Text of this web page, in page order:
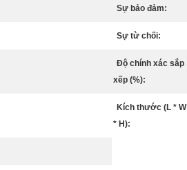
Sự bảo đảm:
Sự từ chối:
Độ chính xác sắp
xếp (%):
Kích thước (L * W
* H):